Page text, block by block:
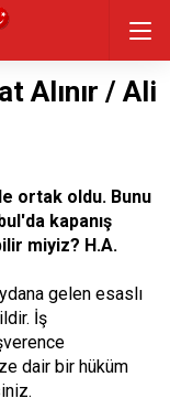
Alınır / Ali
ortak oldu. Bunu
kapanış
miyiz? H.A.
gelen esaslı
İş
dair bir hüküm